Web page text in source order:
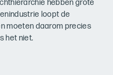
hebben grote
loopt de
moeten daarom precies
het niet.